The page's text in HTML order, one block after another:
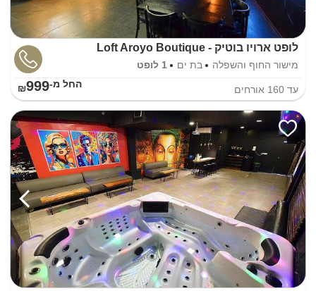
לופט ארויו בוטיק - Loft Aroyo Boutique
מישור החוף והשפלה בת ים 1 לופט
עד 160 אורחים החל מ-₪999